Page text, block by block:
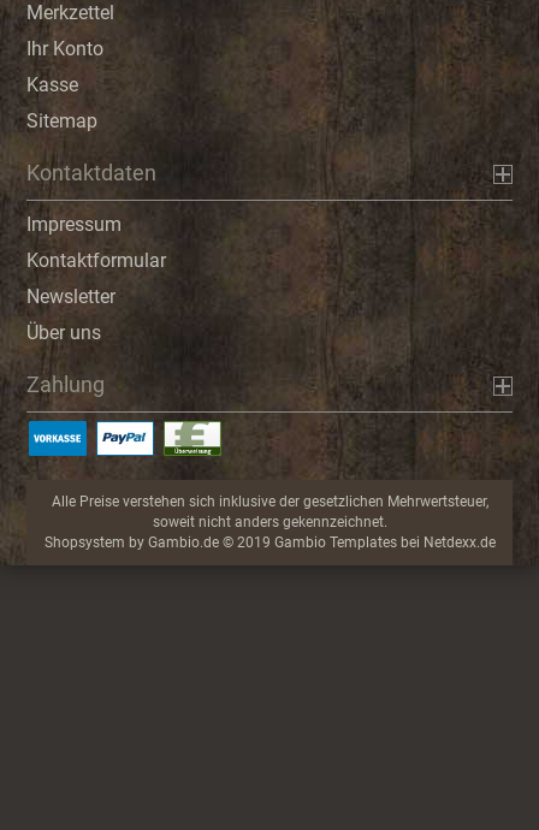
Merkzettel
Ihr Konto
Kasse
Sitemap
Kontaktdaten
Impressum
Kontaktformular
Newsletter
Über uns
Zahlung
Alle Preise verstehen sich inklusive der gesetzlichen Mehrwertsteuer,
soweit nicht anders gekennzeichnet.
Shopsystem by Gambio.de © 2019 Gambio Templates bei Netdexx.de